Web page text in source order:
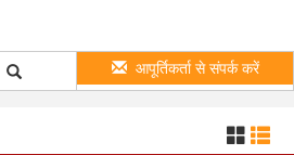
आपूर्तिकर्ता से संपर्क करें